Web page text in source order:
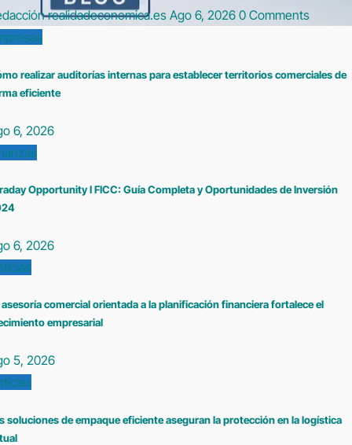
realidadeconomica.es Ago 6, 2026 0 Comments
realizar auditorías internas para establecer territorios comerciales de
eficiente
6, 2026
Opportunity I FICC: Guía Completa y Oportunidades de Inversión
6, 2026
asesoría comercial orientada a la planificación financiera fortalece el
empresarial
5, 2026
soluciones de empaque eficiente aseguran la protección en la logística